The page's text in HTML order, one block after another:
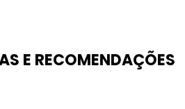
E RECOMENDAÇÕES